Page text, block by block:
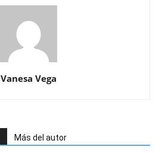
Vanesa Vega
Más del autor